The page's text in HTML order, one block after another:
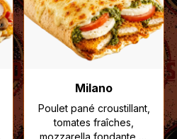
Milano
Poulet pané croustillant,
tomates fraîches,
mozzarella fondante et